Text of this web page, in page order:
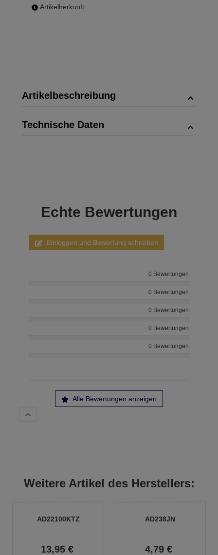
Artikelherkunft
Artikelbeschreibung
Technische Daten
Echte Bewertungen
Einloggen und Bewertung schreiben
0 Bewertungen
0 Bewertungen
0 Bewertungen
0 Bewertungen
0 Bewertungen
Alle Bewertungen anzeigen
Weitere Artikel des Herstellers:
AD22100KTZ
13,95 €
AD238JN
4,79 €